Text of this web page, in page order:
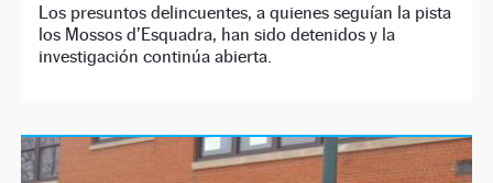
Los presuntos delincuentes, a quienes seguían la pista
los Mossos d’Esquadra, han sido detenidos y la
investigación continúa abierta.